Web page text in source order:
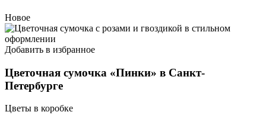
Новое
Добавить в избранное
Цветочная сумочка «Пинки» в Санкт-
Петербурге
Цветы в коробке